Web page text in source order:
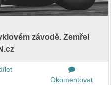
závodě. Zemřel
Okomentovat